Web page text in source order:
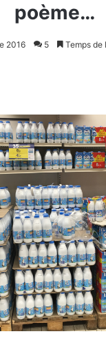
poème…
2016 5 Temps de